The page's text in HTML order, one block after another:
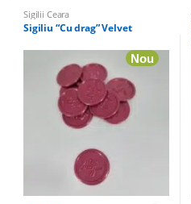
Sigilii Ceara
Sigiliu “Cu drag” Velvet
Nou